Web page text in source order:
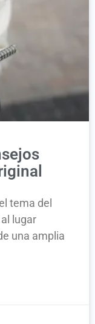
tema del
lugar
una amplia